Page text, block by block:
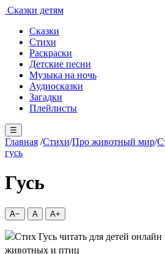
Сказки детям
Сказки
Стихи
Раскраски
Детские песни
Музыка на ночь
Аудиосказки
Загадки
Плейлисты
☰
Главная /Стихи/Про животный мир/
гусь
Гусь
A− A A+